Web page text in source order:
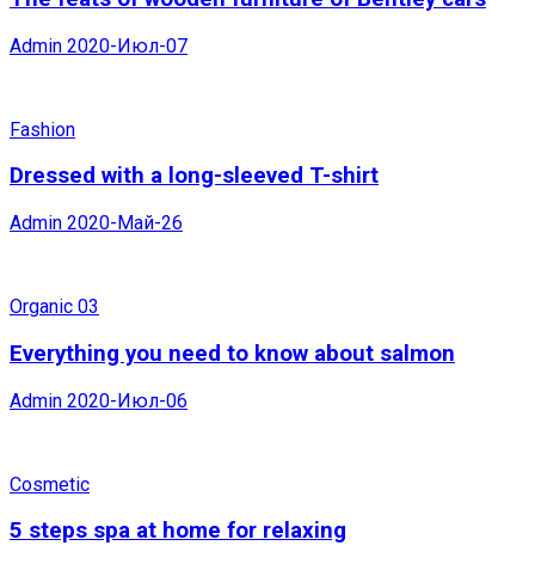
Admin 2020-Июл-07
Fashion
Dressed with a long-sleeved T-shirt
Admin 2020-Май-26
Organic 03
Everything you need to know about salmon
Admin 2020-Июл-06
Cosmetic
5 steps spa at home for relaxing